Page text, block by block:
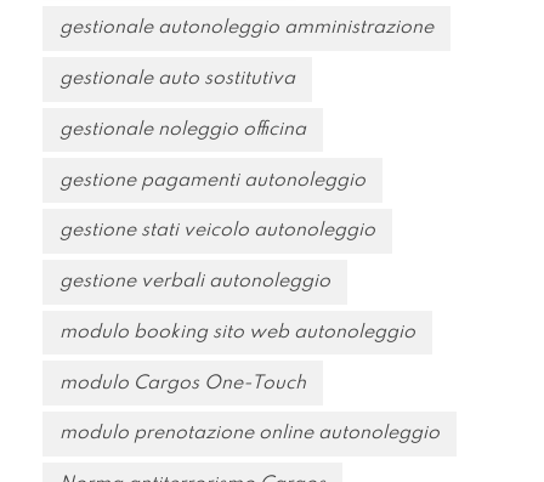
gestionale autonoleggio amministrazione
gestionale auto sostitutiva
gestionale noleggio officina
gestione pagamenti autonoleggio
gestione stati veicolo autonoleggio
gestione verbali autonoleggio
modulo booking sito web autonoleggio
modulo Cargos One-Touch
modulo prenotazione online autonoleggio